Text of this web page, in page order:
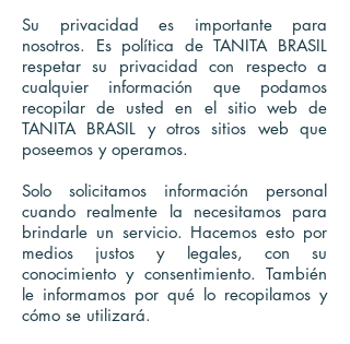
Su privacidad es importante para
nosotros. Es política de TANITA BRASIL
respetar su privacidad con respecto a
cualquier información que podamos
recopilar de usted en el sitio web de
TANITA BRASIL y otros sitios web que
poseemos y operamos.
Solo solicitamos información personal
cuando realmente la necesitamos para
brindarle un servicio. Hacemos esto por
medios justos y legales, con su
conocimiento y consentimiento. También
le informamos por qué lo recopilamos y
cómo se utilizará.